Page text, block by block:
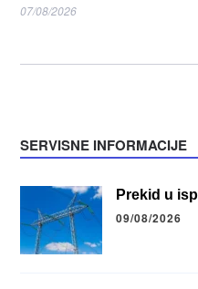
07/08/2026
SERVISNE INFORMACIJE
Prekid u
09/08/2026